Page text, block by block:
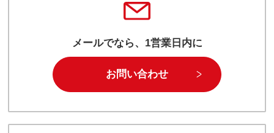
メールでなら、1営業日内に
お問い合わせ